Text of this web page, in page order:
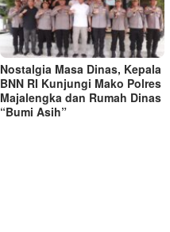
Nostalgia Masa Dinas, Kepala
BNN RI Kunjungi Mako Polres
Majalengka dan Rumah Dinas
“Bumi Asih”